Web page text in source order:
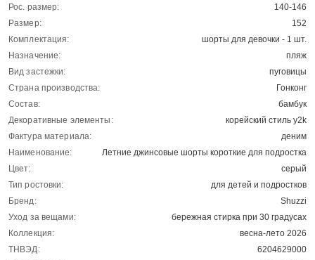
Рос. размер:
140-146
Размер:
152
Комплектация:
шорты для девочки - 1 шт.
Назначение:
пляж
Вид застежки:
пуговицы
Страна производства:
Гонконг
Состав:
бамбук
Декоративные элементы:
корейский стиль y2k
Фактура материала:
деним
Наименование:
Летние джинсовые шорты короткие для подростка
Цвет:
серый
Тип ростовки:
для детей и подростков
Бренд:
Shuzzi
Уход за вещами:
бережная стирка при 30 градусах
Коллекция:
весна-лето 2026
ТНВЭД:
6204629000